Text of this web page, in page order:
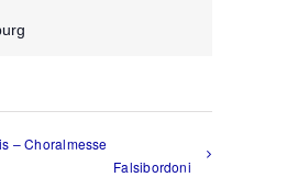
– Choralmesse
Falsibordoni